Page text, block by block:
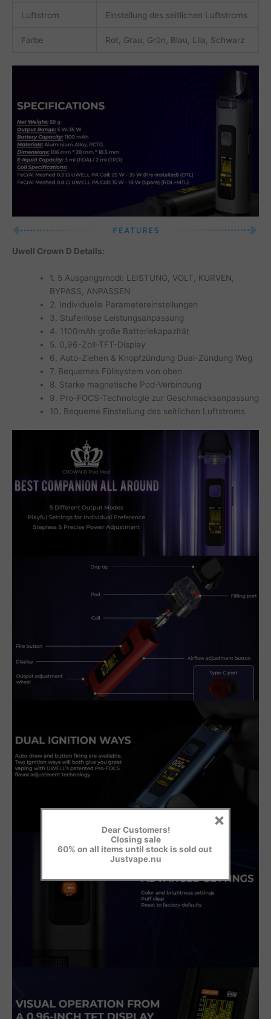
Luftstrom Einstellung des seitlichen Luftstroms
Farbe Rot, Grau, Grün, Blau, Lila, Schwarz
Uwell Crown D Details:
1. 5 Ausgangsmodi: LEISTUNG, VOLT, KURVEN,
BYPASS, ANPASSEN
2. Individuelle Parametereinstellungen
3. Stufenlose Leistungsanpassung
4. 1100mAh große Batteriekapazität
5. 0,96-Zoll-TFT-Display
6. Auto-Ziehen & Knopfzündung Dual-Zündung Weg
7. Bequemes Füllsystem von oben
8. Starke magnetische Pod-Verbindung
9. Pro-FOCS-Technologie zur Geschmacksanpassung
10. Bequeme Einstellung des seitlichen Luftstroms
Dear Customers!
Closing sale
60% on all items until stock is sold out
Justvape.nu
×